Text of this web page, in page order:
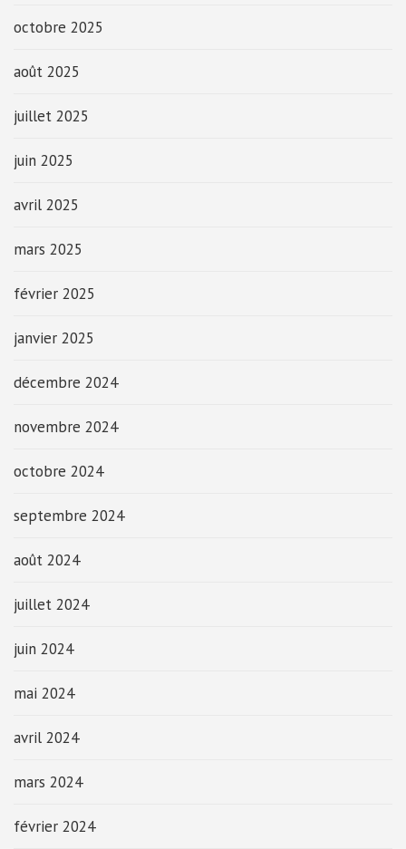
octobre 2025
août 2025
juillet 2025
juin 2025
avril 2025
mars 2025
février 2025
janvier 2025
décembre 2024
novembre 2024
octobre 2024
septembre 2024
août 2024
juillet 2024
juin 2024
mai 2024
avril 2024
mars 2024
février 2024